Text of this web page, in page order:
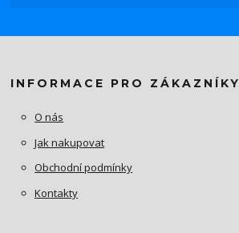
INFORMACE PRO ZÁKAZNÍKY
O nás
Jak nakupovat
Obchodní podmínky
Kontakty